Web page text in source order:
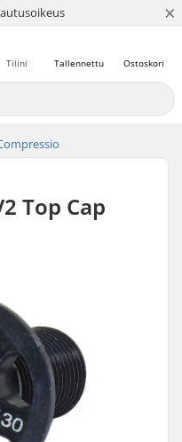
×
Ostoskori
Tallennettu
Tilini
Top Cap